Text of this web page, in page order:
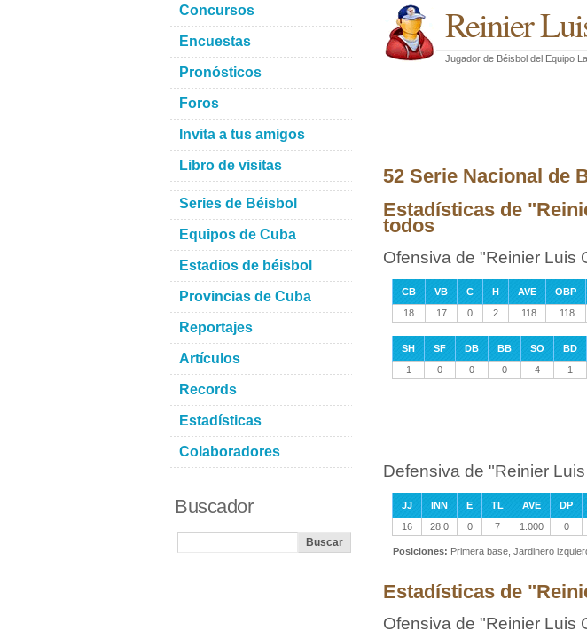
Reinier
Jugador de Béisbol del Equipo
52 Serie Nacional de
Estadísticas de
todos
Ofensiva de "Reinier Luis
CB VB C H AVE OBP
18
17 0 2 .118 .118
SH SF DB BB SO BD
1
0 0 0 4 1
Defensiva de "Reinier
JJ INN E TL AVE DP
16
28.0 0 7 1.000 0
Posiciones: Primera base, Jardinero
Estadísticas de
Ofensiva de "Reinier Luis
Concursos
Encuestas
Pronósticos
Foros
Invita a tus amigos
Libro de visitas
Series de Béisbol
Equipos de Cuba
Estadios de béisbol
Provincias de Cuba
Reportajes
Artículos
Records
Estadísticas
Colaboradores
Buscador